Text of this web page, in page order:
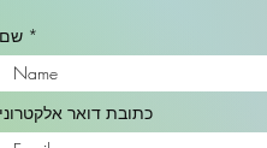
כתובת דואר אלקטרוני